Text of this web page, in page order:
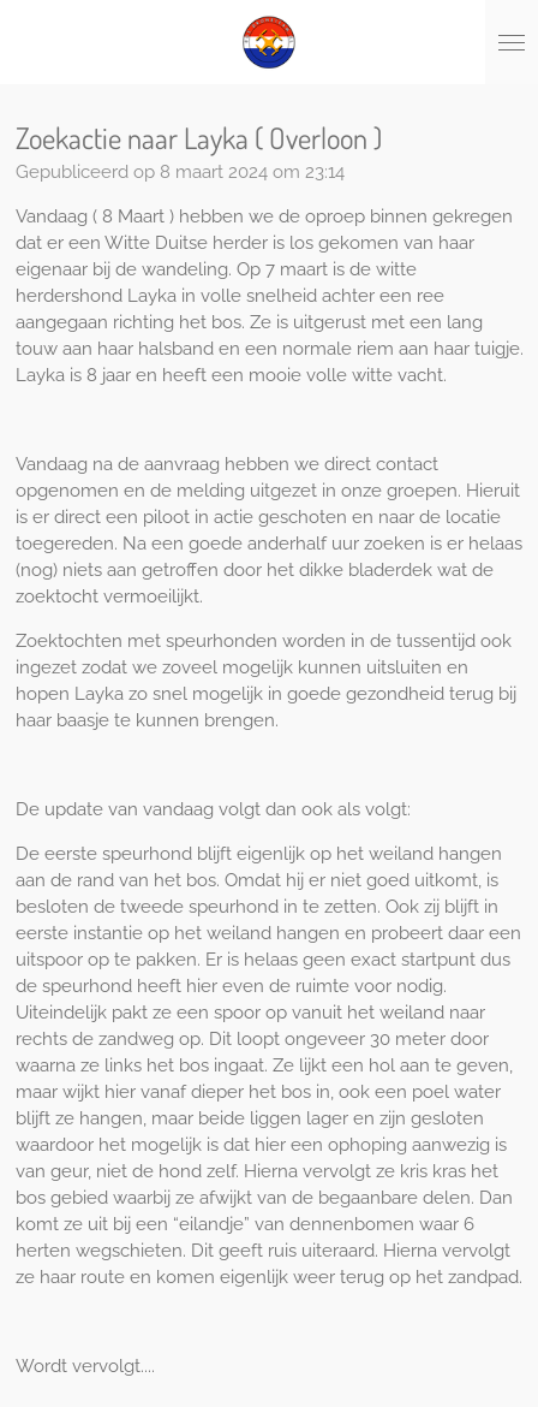
hoofdinhoud
Zoekactie naar Layka ( Overloon )
Gepubliceerd op 8 maart 2024 om 23:14
Vandaag ( 8 Maart ) hebben we de oproep binnen gekregen
dat er een Witte Duitse herder is los gekomen van haar
eigenaar bij de wandeling. Op 7 maart is de witte
herdershond Layka in volle snelheid achter een ree
aangegaan richting het bos. Ze is uitgerust met een lang
touw aan haar halsband en een normale riem aan haar tuigje.
Layka is 8 jaar en heeft een mooie volle witte vacht.
Vandaag na de aanvraag hebben we direct contact
opgenomen en de melding uitgezet in onze groepen. Hieruit
is er direct een piloot in actie geschoten en naar de locatie
toegereden. Na een goede anderhalf uur zoeken is er helaas
(nog) niets aan getroffen door het dikke bladerdek wat de
zoektocht vermoeilijkt.
Zoektochten met speurhonden worden in de tussentijd ook
ingezet zodat we zoveel mogelijk kunnen uitsluiten en
hopen Layka zo snel mogelijk in goede gezondheid terug bij
haar baasje te kunnen brengen.
De update van vandaag volgt dan ook als volgt:
De eerste speurhond blijft eigenlijk op het weiland hangen
aan de rand van het bos. Omdat hij er niet goed uitkomt, is
besloten de tweede speurhond in te zetten. Ook zij blijft in
eerste instantie op het weiland hangen en probeert daar een
uitspoor op te pakken. Er is helaas geen exact startpunt dus
de speurhond heeft hier even de ruimte voor nodig.
Uiteindelijk pakt ze een spoor op vanuit het weiland naar
rechts de zandweg op. Dit loopt ongeveer 30 meter door
waarna ze links het bos ingaat. Ze lijkt een hol aan te geven,
maar wijkt hier vanaf dieper het bos in, ook een poel water
blijft ze hangen, maar beide liggen lager en zijn gesloten
waardoor het mogelijk is dat hier een ophoping aanwezig is
van geur, niet de hond zelf. Hierna vervolgt ze kris kras het
bos gebied waarbij ze afwijkt van de begaanbare delen. Dan
komt ze uit bij een “eilandje” van dennenbomen waar 6
herten wegschieten. Dit geeft ruis uiteraard. Hierna vervolgt
ze haar route en komen eigenlijk weer terug op het zandpad.
Wordt vervolgt....